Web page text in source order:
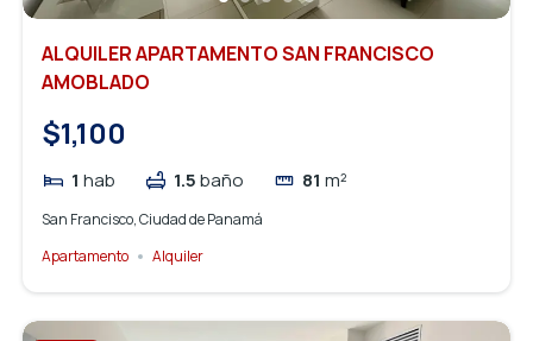
ALQUILER APARTAMENTO SAN FRANCISCO
AMOBLADO
$1,100
1 hab 1.5 baño 81 m²
San Francisco, Ciudad de Panamá
Apartamento
Alquiler